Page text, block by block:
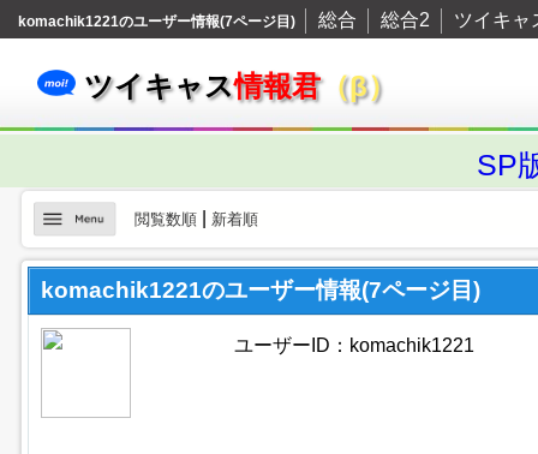
komachik1221のユーザー情報(7ページ目) 総合 総合2 ツイキャ
ツイキャス情報君（β）
SP
閲覧数順| 新着順
komachik1221のユーザー情報(7ページ目)
ユーザーID：komachik1221